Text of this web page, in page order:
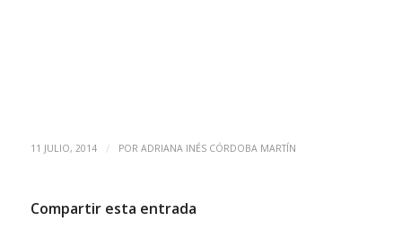
11 JULIO, 2014 / POR ADRIANA INÉS CÓRDOBA MARTÍN
Compartir esta entrada